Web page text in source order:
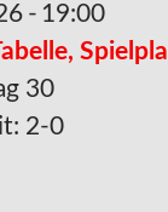
- 19:00
30
2-0